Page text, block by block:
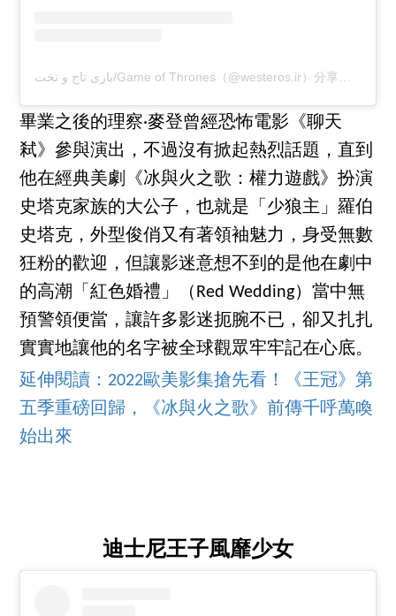
畢業之後的理察·麥登曾經恐怖電影《聊天
弒》參與演出，不過沒有掀起熱烈話題，直到
他在經典美劇《冰與火之歌：權力遊戲》扮演
史塔克家族的大公子，也就是「少狼主」羅伯
史塔克，外型俊俏又有著領袖魅力，身受無數
狂粉的歡迎，但讓影迷意想不到的是他在劇中
的高潮「紅色婚禮」（Red Wedding）當中無
預警領便當，讓許多影迷扼腕不已，卻又扎扎
實實地讓他的名字被全球觀眾牢牢記在心底。
延伸閱讀：2022歐美影集搶先看！《王冠》第
五季重磅回歸，《冰與火之歌》前傳千呼萬喚
始出來
迪士尼王子風靡少女